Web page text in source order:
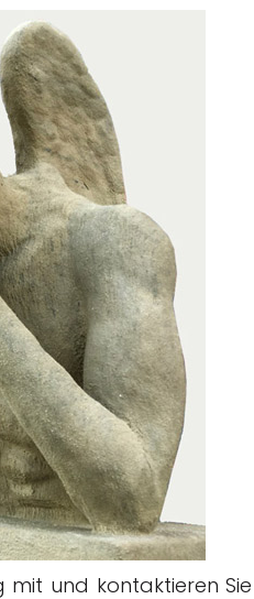
mit und kontaktieren Sie